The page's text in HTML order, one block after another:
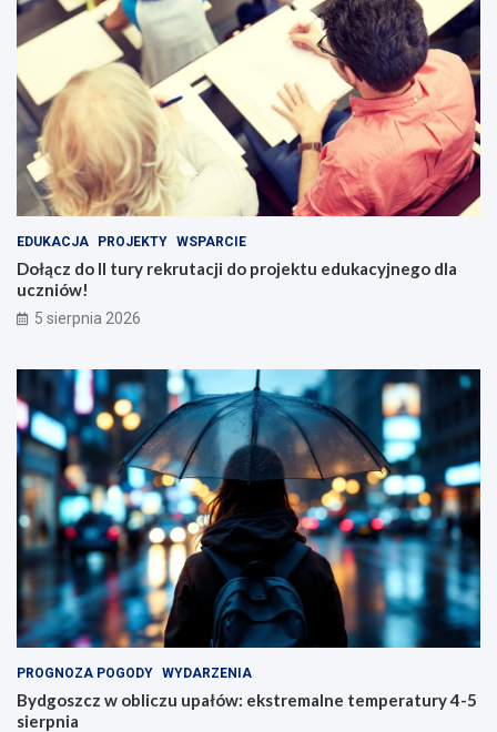
EDUKACJA PROJEKTY WSPARCIE
Dołącz do II tury rekrutacji do projektu edukacyjnego dla
uczniów!
5 sierpnia 2026
PROGNOZA POGODY WYDARZENIA
Bydgoszcz w obliczu upałów: ekstremalne temperatury 4-5
sierpnia